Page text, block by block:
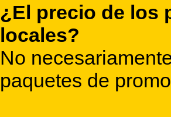
¿El precio de los
locales?
No
paquetes de